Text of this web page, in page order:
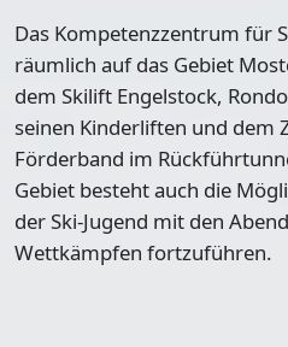
Das Kompetenzzentrum für
räumlich auf das Gebiet
dem Skilift Engelstock,
seinen Kinderliften und dem
Förderband im
Gebiet besteht auch die
der Ski-Jugend mit den
Wettkämpfen fortzuführen.